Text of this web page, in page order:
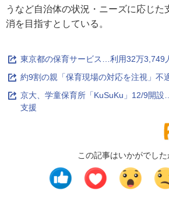
うなど自治体の状況・ニーズに応じた
消を目指すとしている。
東京都の保育サービス…利用32万3,749
約9割の親「保育現場の対応を注視」不
京大、学童保育所「KuSuKu」12/9開
支援
この記事はいかがでした